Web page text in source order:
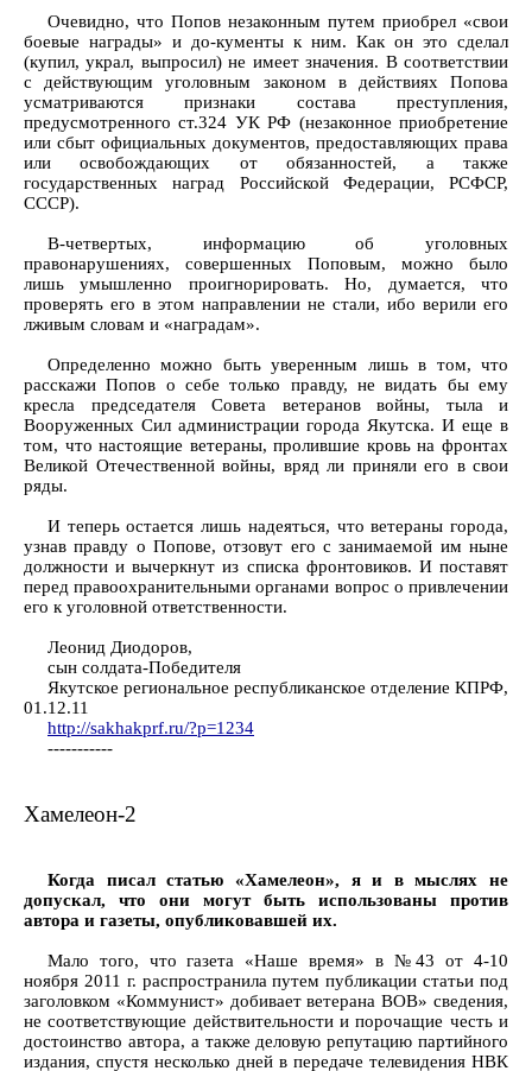
Очевидно, что Попов незаконным путем приобрел «свои
боевые награды» и до-кументы к ним. Как он это сделал
(купил, украл, выпросил) не имеет значения. В соответствии
с действующим уголовным законом в действиях Попова
усматриваются признаки состава преступления,
предусмотренного ст.324 УК РФ (незаконное приобретение
или сбыт официальных документов, предоставляющих права
или освобождающих от обязанностей, а также
государственных наград Российской Федерации, РСФСР,
СССР).
В-четвертых, информацию об уголовных
правонарушениях, совершенных Поповым, можно было
лишь умышленно проигнорировать. Но, думается, что
проверять его в этом направлении не стали, ибо верили его
лживым словам и «наградам».
Определенно можно быть уверенным лишь в том, что
расскажи Попов о себе только правду, не видать бы ему
кресла председателя Совета ветеранов войны, тыла и
Вооруженных Сил администрации города Якутска. И еще в
том, что настоящие ветераны, пролившие кровь на фронтах
Великой Отечественной войны, вряд ли приняли его в свои
ряды.
И теперь остается лишь надеяться, что ветераны города,
узнав правду о Попове, отзовут его с занимаемой им ныне
должности и вычеркнут из списка фронтовиков. И поставят
перед правоохранительными органами вопрос о привлечении
его к уголовной ответственности.
Леонид Диодоров,
сын солдата-Победителя
Якутское региональное республиканское отделение КПРФ,
01.12.11
http://sakhakprf.ru/?p=1234
-----------
Хамелеон-2
Когда писал статью «Хамелеон», я и в мыслях не
допускал, что они могут быть использованы против
автора и газеты, опубликовавшей их.
Мало того, что газета «Наше время» в №43 от 4-10
ноября 2011 г. распространила путем публикации статьи под
заголовком «Коммунист» добивает ветерана ВОВ» сведения,
не соответствующие действительности и порочащие честь и
достоинство автора, а также деловую репутацию партийного
издания, спустя несколько дней в передаче телевидения НВК